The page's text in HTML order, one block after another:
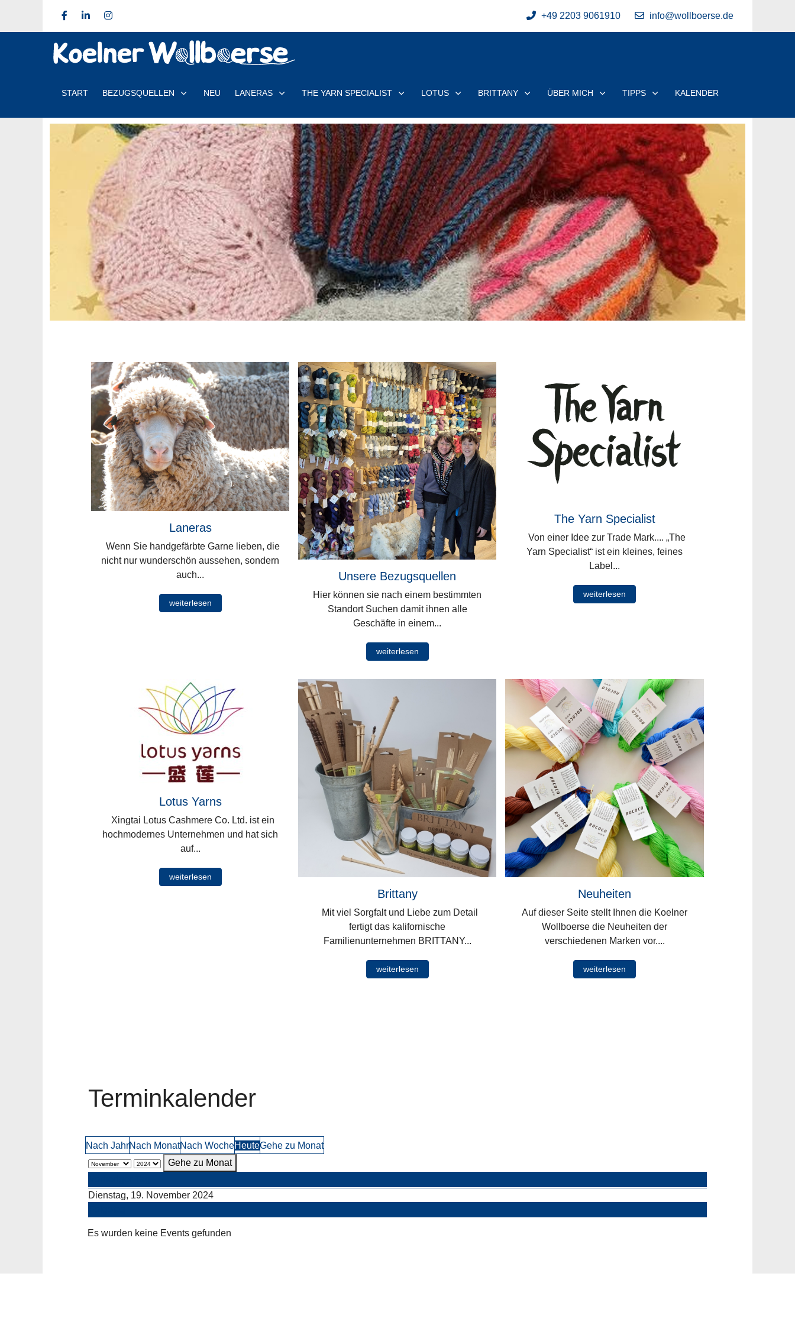
+49 2203 9061910 info@wollboerse.de
START BEZUGSQUELLEN NEU LANERAS THE YARN SPECIALIST LOTUS BRITTANY ÜBER MICH TIPPS KALENDER
Laneras
Wenn Sie handgefärbte Garne lieben, die
nicht nur wunderschön aussehen, sondern
auch...
weiterlesen
Unsere Bezugsquellen
Hier können sie nach einem bestimmten
Standort Suchen damit ihnen alle
Geschäfte in einem...
weiterlesen
The Yarn Specialist
Von einer Idee zur Trade Mark.... „The
Yarn Specialist“ ist ein kleines, feines
Label...
weiterlesen
Lotus Yarns
Xingtai Lotus Cashmere Co. Ltd. ist ein
hochmodernes Unternehmen und hat sich
auf...
weiterlesen
Brittany
Mit viel Sorgfalt und Liebe zum Detail
fertigt das kalifornische
Familienunternehmen BRITTANY...
weiterlesen
Neuheiten
Auf dieser Seite stellt Ihnen die Koelner
Wollboerse die Neuheiten der
verschiedenen Marken vor....
weiterlesen
Terminkalender
Nach JahrNach MonatNach WocheHeuteGehe zu Monat
Gehe zu Monat
Dienstag, 19. November 2024
Es wurden keine Events gefunden